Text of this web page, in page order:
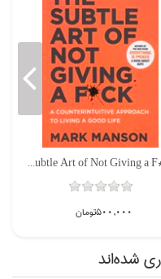
The Subtle Art of Not Giving a F*ck
500,000تومان
شده‌اند